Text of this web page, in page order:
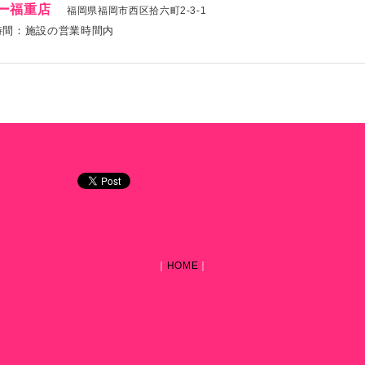
福重店 福岡県福岡市西区拾六町2-3-1
間：施設の営業時間内
HOME